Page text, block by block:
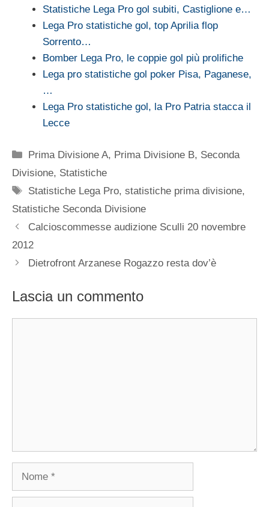
Statistiche Lega Pro gol subiti, Castiglione e…
Lega Pro statistiche gol, top Aprilia flop
Sorrento…
Bomber Lega Pro, le coppie gol più prolifiche
Lega pro statistiche gol poker Pisa, Paganese,
…
Lega Pro statistiche gol, la Pro Patria stacca il
Lecce
Categorie
Prima Divisione A, Prima Divisione B, Seconda
Divisione, Statistiche
Tag
Statistiche Lega Pro,statistiche prima divisione,
Statistiche Seconda Divisione
Calcioscommesse audizione Sculli 20 novembre
2012
Dietrofront Arzanese Rogazzo resta dov’è
Lascia un commento
Nome